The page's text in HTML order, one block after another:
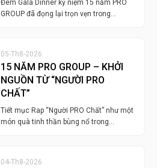
Đêm Gala Dinner kỷ niệm 15 năm PRO
GROUP đã đọng lại trọn vẹn trong…
05-Th8-2026
15 NĂM PRO GROUP – KHỞI
NGUỒN TỪ “NGƯỜI PRO
CHẤT”
Tiết mục Rap “Người PRO Chất” như một
món quà tinh thần bùng nổ trong…
04-Th8-2026